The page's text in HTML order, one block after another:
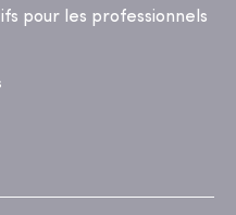
pour les professionnels